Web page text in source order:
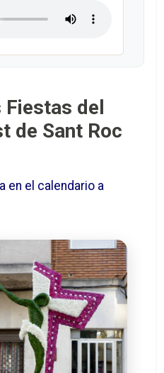
del
de Sant Roc
en el calendario a